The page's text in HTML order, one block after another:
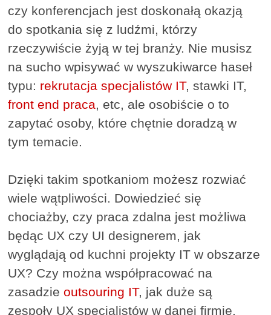
czy konferencjach jest doskonałą okazją
do spotkania się z ludźmi, którzy
rzeczywiście żyją w tej branży. Nie musisz
na sucho wpisywać w wyszukiwarce haseł
typu: rekrutacja specjalistów IT, stawki IT,
front end praca, etc, ale osobiście o to
zapytać osoby, które chętnie doradzą w
tym temacie.
Dzięki takim spotkaniom możesz rozwiać
wiele wątpliwości. Dowiedzieć się
chociażby, czy praca zdalna jest możliwa
będąc UX czy UI designerem, jak
wyglądają od kuchni projekty IT w obszarze
UX? Czy można współpracować na
zasadzieoutsouring IT, jak duże są
zespoły UX specjalistów w danej firmie.